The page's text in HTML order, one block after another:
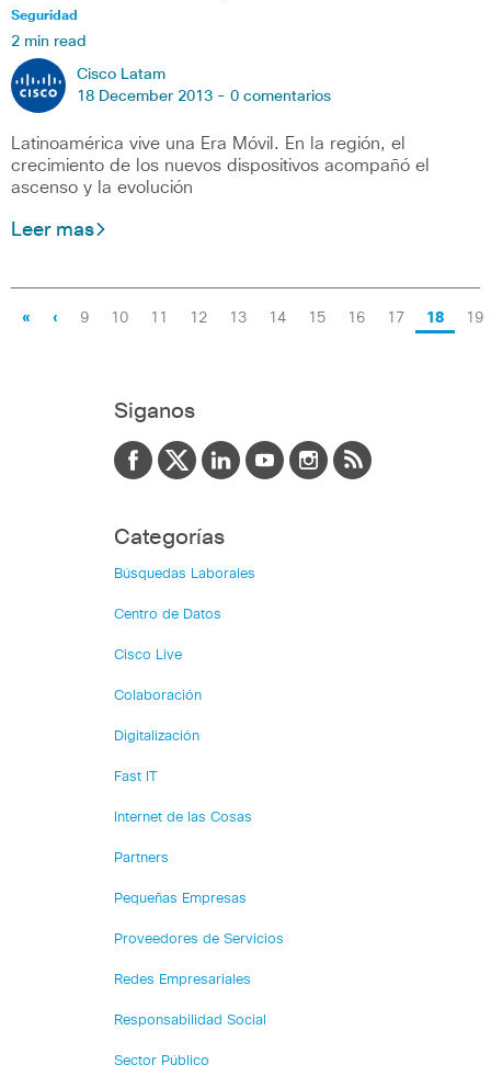
Seguridad
2 min read
Cisco Latam
18 December 2013 - 0 comentarios
Latinoamérica vive una Era Móvil. En la región, el
crecimiento de los nuevos dispositivos acompañó el
ascenso y la evolución
Leer mas
« ‹ 9 10 11 12 13 14 15 16 17 18 19
Siganos
Categorías
Búsquedas Laborales
Centro de Datos
Cisco Live
Colaboración
Digitalización
Fast IT
Internet de las Cosas
Partners
Pequeñas Empresas
Proveedores de Servicios
Redes Empresariales
Responsabilidad Social
Sector Público